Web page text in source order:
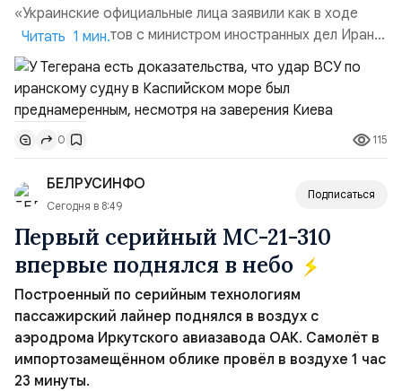
«Украинские официальные лица заявили как в ходе
прямых контактов с министром иностранных дел Ирана,
так и в сообщениях, направленных Ирану, что эта атака
не была преднамеренной», — заявил официальный
представитель МИД Ирана Эсмаил Багаи на пресс-
конференции в Тегеране 3 августа.Иранская сторона
ожидает от Украины практических шагов, которые
подтвер...
Читать 1 мин.
0 115
БЕЛРУСИНФО
Сегодня в 8:49
Подписаться
Первый серийный МС-21-310
впервые поднялся в небо
Построенный по серийным технологиям
пассажирский лайнер поднялся в воздух с
аэродрома Иркутского авиазавода ОАК. Самолёт в
импортозамещённом облике провёл в воздухе 1 час
23 минуты.